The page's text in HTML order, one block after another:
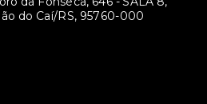
do Caí/RS, 95760-000